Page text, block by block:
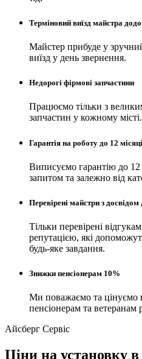
Терміновий виїзд майстра
Майстер прибуде у
виїзд у день звернення.
Недорогі фірмові запчастини
Працюємо тільки з
запчастин у кожному місті.
Гарантія на роботу до 12
Виписуємо гарантію до 12
запитом та залежно від
Перевірені майстри з досвідом
Тільки перевірені
репутацією, які
будь-яке завдання.
Знижки пенсіонерам 10%
Ми поважаємо та цінуємо
пенсіонерам та
Айсберг Сервіс
Ціни на установку